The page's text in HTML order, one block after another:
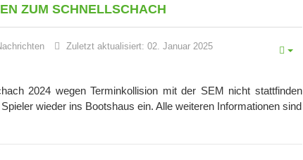
ZUM SCHNELLSCHACH
Zuletzt aktualisiert: 02. Januar 2025
2024 wegen Terminkollision mit der SEM nicht stattfinden
wieder ins Bootshaus ein. Alle weiteren Informationen sind